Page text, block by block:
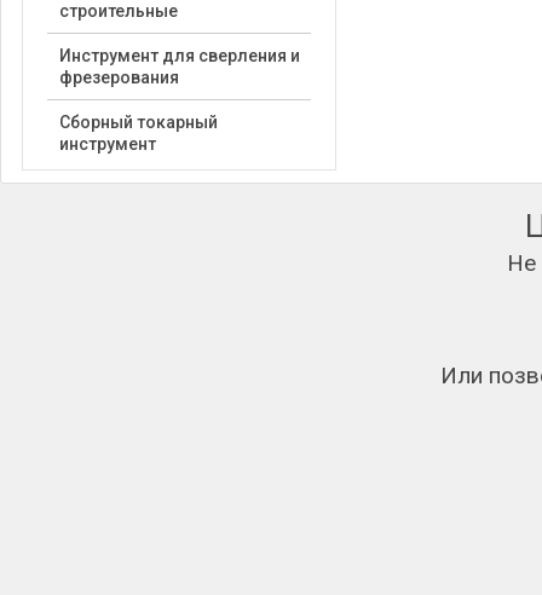
строительные
Инструмент для сверления и
фрезерования
Сборный токарный
инструмент
Не
Или